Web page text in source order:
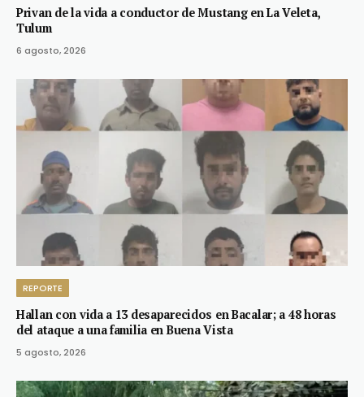
Privan de la vida a conductor de Mustang en La Veleta,
Tulum
6 agosto, 2026
REPORTE
Hallan con vida a 13 desaparecidos en Bacalar; a 48 horas
del ataque a una familia en Buena Vista
5 agosto, 2026